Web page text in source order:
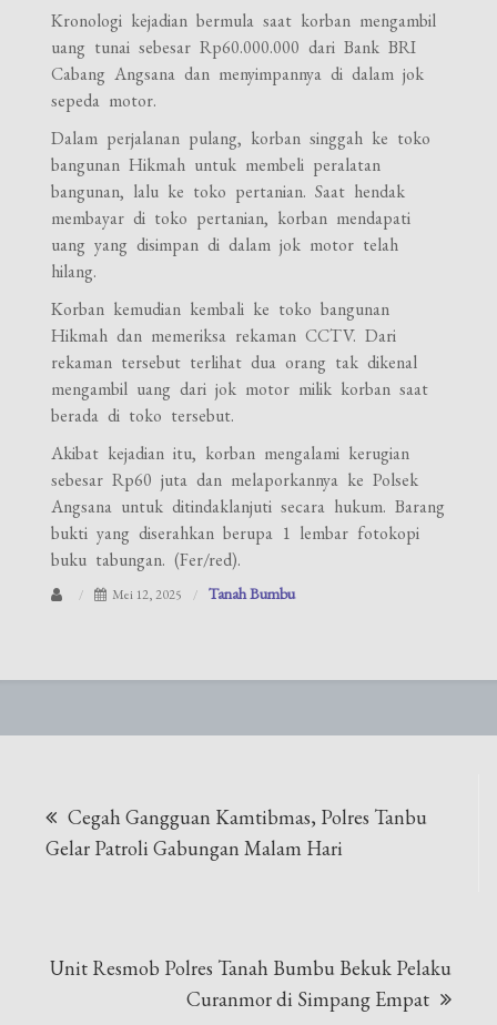
Kronologi kejadian bermula saat korban mengambil
uang tunai sebesar Rp60.000.000 dari Bank BRI
Cabang Angsana dan menyimpannya di dalam jok
sepeda motor.
Dalam perjalanan pulang, korban singgah ke toko
bangunan Hikmah untuk membeli peralatan
bangunan, lalu ke toko pertanian. Saat hendak
membayar di toko pertanian, korban mendapati
uang yang disimpan di dalam jok motor telah
hilang.
Korban kemudian kembali ke toko bangunan
Hikmah dan memeriksa rekaman CCTV. Dari
rekaman tersebut terlihat dua orang tak dikenal
mengambil uang dari jok motor milik korban saat
berada di toko tersebut.
Akibat kejadian itu, korban mengalami kerugian
sebesar Rp60 juta dan melaporkannya ke Polsek
Angsana untuk ditindaklanjuti secara hukum. Barang
bukti yang diserahkan berupa 1 lembar fotokopi
buku tabungan. (Fer/red).
Mei 12, 2025 Tanah Bumbu
pos
Cegah Gangguan Kamtibmas, Polres Tanbu
Gelar Patroli Gabungan Malam Hari
Unit Resmob Polres Tanah Bumbu Bekuk Pelaku
Curanmor di Simpang Empat